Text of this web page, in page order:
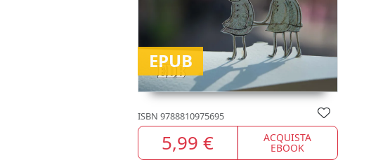
EPUB
ISBN 9788810975695
5,99 € ACQUISTA
EBOOK